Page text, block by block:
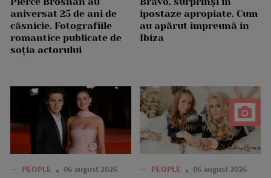
aniversat 25 de ani de
căsnicie. Fotografiile
romantice publicate de
soția actorului
ipostaze apropiate. Cum
au apărut împreună în
Ibiza
— PEOPLE 06 august 2026 — PEOPLE 06 august 2026